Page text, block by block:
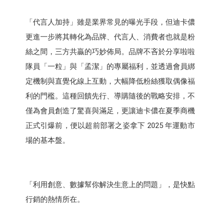
「代言人加持」雖是業界常見的曝光手段，但迪卡儂
更進一步將其轉化為品牌、代言人、消費者也就是粉
絲之間，三方共贏的巧妙佈局。品牌不吝於分享啦啦
隊員「一粒」與「孟潔」的專屬福利，並透過會員綁
定機制與直覺化線上互動，大幅降低粉絲獲取偶像福
利的門檻。這種回饋先行、導購隨後的戰略安排，不
僅為會員創造了驚喜與滿足，更讓迪卡儂在夏季商機
正式引爆前，便以超前部署之姿拿下 2025 年運動市
場的基本盤。​
「利用創意、數據幫你解決生意上的問題」，是快點
行銷的熱情所在。 ​